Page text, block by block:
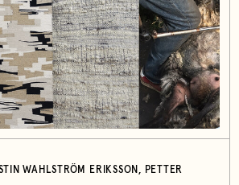
WAHLSTRÖM ERIKSSON, PETTER